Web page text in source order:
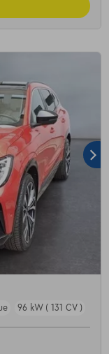
96 kW ( 131 CV )